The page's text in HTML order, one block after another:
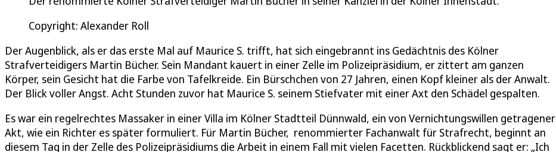
Copyright: Alexander Roll
Der Augenblick, als er das erste Mal auf Maurice S. trifft, hat sich eingebrannt ins Gedächtnis des Kölner
Strafverteidigers Martin Bücher. Sein Mandant kauert in einer Zelle im Polizeipräsidium, er zittert am ganzen
Körper, sein Gesicht hat die Farbe von Tafelkreide. Ein Bürschchen von 27 Jahren, einen Kopf kleiner als der Anwalt.
Der Blick voller Angst. Acht Stunden zuvor hat Maurice S. seinem Stiefvater mit einer Axt den Schädel gespalten.
Es war ein regelrechtes Massaker in einer Villa im Kölner Stadtteil Dünnwald, ein von Vernichtungswillen getragener
Akt, wie ein Richter es später formuliert. Für Martin Bücher, renommierter Fachanwalt für Strafrecht, beginnt an
diesem Tag in der Zelle des Polizeipräsidiums die Arbeit in einem Fall mit vielen Facetten. Rückblickend sagt er: „Ich